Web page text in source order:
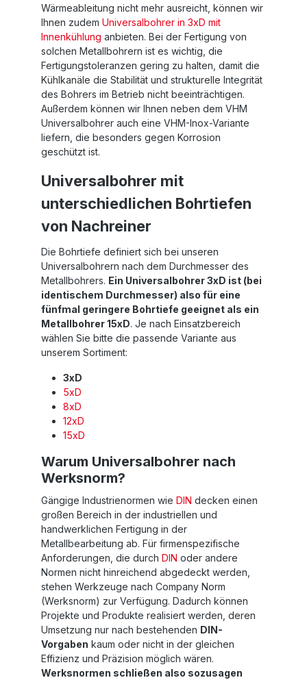
Wärmeableitung nicht mehr ausreicht, können wir
Ihnen zudem Universalbohrer in 3xD mit
Innenkühlung anbieten. Bei der Fertigung von
solchen Metallbohrern ist es wichtig, die
Fertigungstoleranzen gering zu halten, damit die
Kühlkanäle die Stabilität und strukturelle Integrität
des Bohrers im Betrieb nicht beeinträchtigen.
Außerdem können wir Ihnen neben dem VHM
Universalbohrer auch eine VHM-Inox-Variante
liefern, die besonders gegen Korrosion
geschützt ist.
Universalbohrer mit
unterschiedlichen Bohrtiefen
von Nachreiner
Die Bohrtiefe definiert sich bei unseren
Universalbohrern nach dem Durchmesser des
Metallbohrers. Ein Universalbohrer 3xD ist (bei
identischem Durchmesser) also für eine
fünfmal geringere Bohrtiefe geeignet als ein
Metallbohrer 15xD. Je nach Einsatzbereich
wählen Sie bitte die passende Variante aus
unserem Sortiment:
3xD
5xD
8xD
12xD
15xD
Warum Universalbohrer nach
Werksnorm?
Gängige Industrienormen wie DIN decken einen
großen Bereich in der industriellen und
handwerklichen Fertigung in der
Metallbearbeitung ab. Für firmenspezifische
Anforderungen, die durch DIN oder andere
Normen nicht hinreichend abgedeckt werden,
stehen Werkzeuge nach Company Norm
(Werksnorm) zur Verfügung. Dadurch können
Projekte und Produkte realisiert werden, deren
Umsetzung nur nach bestehenden DIN-
Vorgaben kaum oder nicht in der gleichen
Effizienz und Präzision möglich wären.
Werksnormen schließen also sozusagen